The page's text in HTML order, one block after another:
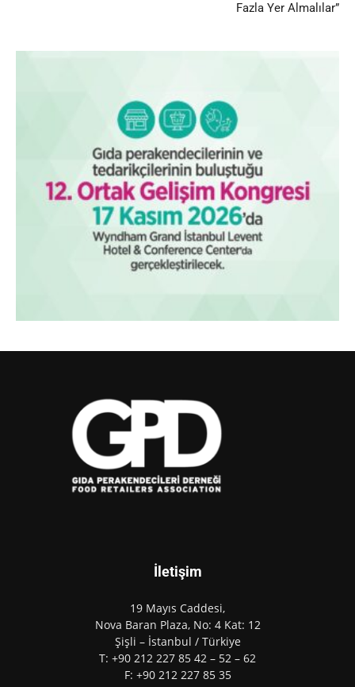
Fazla Yer Almalılar”
İletişim
19 Mayıs Caddesi,
Nova Baran Plaza, No: 4 Kat: 12
Şişli – İstanbul / Türkiye
T: +90 212 227 85 42 – 52 – 62
F: +90 212 227 85 35